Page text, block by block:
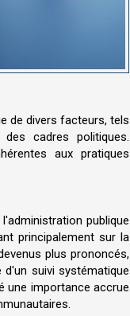
de divers facteurs, tels
cadres politiques.
aux pratiques
publique
principalement sur la
plus prononcés,
suivi systématique
une importance accrue